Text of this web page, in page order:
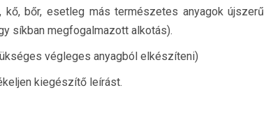
bőr, esetleg más természetes anyagok újszerű
síkban megfogalmazott alkotás).
végleges anyagból elkészíteni)
kiegészítő leírást.